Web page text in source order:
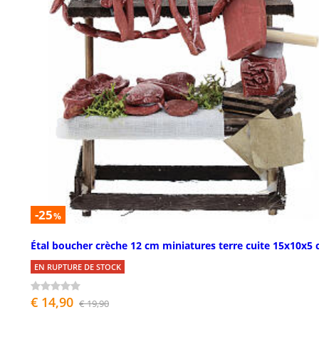
-25%
Étal boucher crèche 12 cm miniatures terre cuite 15x10x5
EN RUPTURE DE STOCK
€ 14,90 € 19,90